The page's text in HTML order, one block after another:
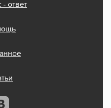
- ответ